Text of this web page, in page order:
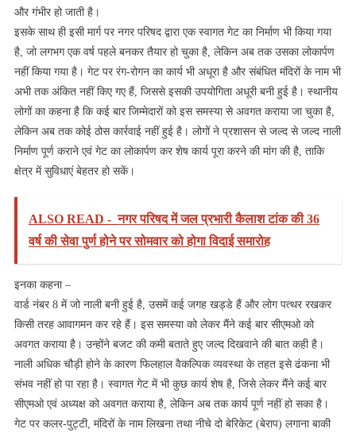
और गंभीर हो जाती है।
इसके साथ ही इसी मार्ग पर नगर परिषद द्वारा एक स्वागत गेट का निर्माण भी किया गया
है, जो लगभग एक वर्ष पहले बनकर तैयार हो चुका है, लेकिन अब तक उसका लोकार्पण
नहीं किया गया है। गेट पर रंग-रोगन का कार्य भी अधूरा है और संबंधित मंदिरों के नाम भी
अभी तक अंकित नहीं किए गए हैं, जिससे इसकी उपयोगिता अधूरी बनी हुई है। स्थानीय
लोगों का कहना है कि कई बार जिम्मेदारों को इस समस्या से अवगत कराया जा चुका है,
लेकिन अब तक कोई ठोस कार्रवाई नहीं हुई है। लोगों ने प्रशासन से जल्द से जल्द नाली
निर्माण पूर्ण कराने एवं गेट का लोकार्पण कर शेष कार्य पूरा करने की मांग की है, ताकि
क्षेत्र में सुविधाएं बेहतर हो सकें।
ALSO READ - नगर परिषद में जल प्रभारी कैलाश टांक की 36
वर्ष की सेवा पुर्ण होने पर सोमवार को होगा विदाई समारोह
इनका कहना –
वार्ड नंबर 8 में जो नाली बनी हुई है, उसमें कई जगह खड्डे हैं और लोग पत्थर रखकर
किसी तरह आवागमन कर रहे हैं। इस समस्या को लेकर मैंने कई बार सीएमओ को
अवगत कराया है। उन्होंने बजट की कमी बताते हुए जल्द दिखवाने की बात कही है।
नाली अधिक चौड़ी होने के कारण फिलहाल वैकल्पिक व्यवस्था के तहत इसे ढंकना भी
संभव नहीं हो पा रहा है। स्वागत गेट में भी कुछ कार्य शेष है, जिसे लेकर मैंने कई बार
सीएमओ एवं अध्यक्ष को अवगत कराया है, लेकिन अब तक कार्य पूर्ण नहीं हो सका है।
गेट पर कलर-पुट्टी, मंदिरों के नाम लिखना तथा नीचे दो बेरिकेट (बेराप) लगाना बाकी